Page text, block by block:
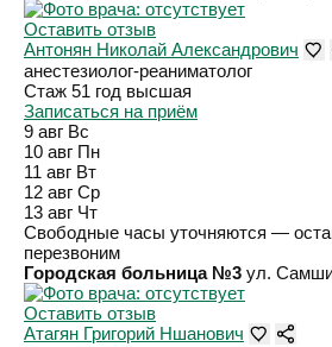
Оставить отзыв
Антонян Николай Александрович
анестезиолог-реаниматолог
Стаж 51 год высшая
Записаться на приём
9 авг Вс
10 авг Пн
11 авг Вт
12 авг Ср
13 авг Чт
Свободные часы уточняются —
перезвоним
Городская больница №3 ул.
Оставить отзыв
Атагян Григорий Ншанович